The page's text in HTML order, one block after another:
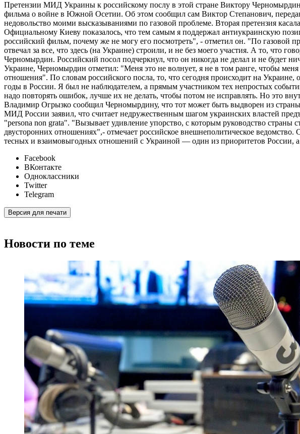
Претензии МИД Украины к российскому послу в этой стране Виктору
фильма о войне в Южной Осетии. Об этом сообщил сам Виктор Степанович,
недовольство моими высказываниями по газовой проблеме. Вторая претензия
Официальному Киеву показалось, что тем самым я поддержал антиукраинскую
российский фильм, почему же не могу его посмотреть", - отметил он. "По газовой
отвечал за все, что здесь (на Украине) строили, и не без моего участия. А то, что
Черномырдин. Российский посол подчеркнул, что он никогда не делал и не будет
Украине, Черномырдин отметил: "Меня это не волнует, я не в том ранге, чтобы
отношения". По словам российского посла, то, что сегодня происходит на
годы в России. Я был не наблюдателем, а прямым участником тех непростых
надо повторять ошибок, лучше их не делать, чтобы потом не исправлять. Но это
Владимир Огрызко сообщил Черномырдину, что тот может быть выдворен из
МИД России заявил, что считает недружественным шагом украинских властей
"persona non grata". "Вызывает удивление упорство, с которым руководство страны
двусторонних отношениях",- отмечает российское внешнеполитическое
тесных и взаимовыгодных отношений с Украиной — один из приоритетов России, а
Facebook
ВКонтакте
Одноклассники
Twitter
Telegram
Версия для печати
Новости по теме